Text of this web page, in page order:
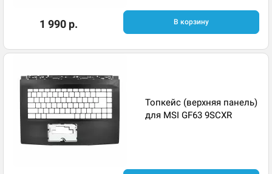
1 990 р. В корзину
Топкейс (верхняя панель)
для MSI GF63 9SCXR